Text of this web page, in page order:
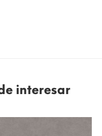
interesar